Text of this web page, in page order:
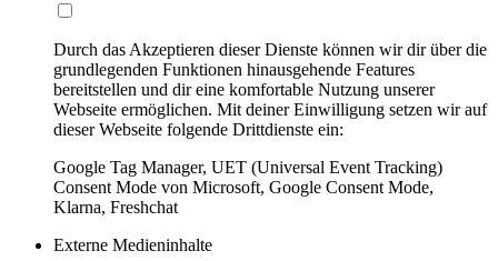
Durch das Akzeptieren dieser Dienste können wir dir über die
grundlegenden Funktionen hinausgehende Features
bereitstellen und dir eine komfortable Nutzung unserer
Webseite ermöglichen. Mit deiner Einwilligung setzen wir auf
dieser Webseite folgende Drittdienste ein:
Google Tag Manager, UET (Universal Event Tracking)
Consent Mode von Microsoft, Google Consent Mode,
Klarna, Freshchat
Externe Medieninhalte